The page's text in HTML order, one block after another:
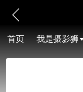
首页 我是摄影狮